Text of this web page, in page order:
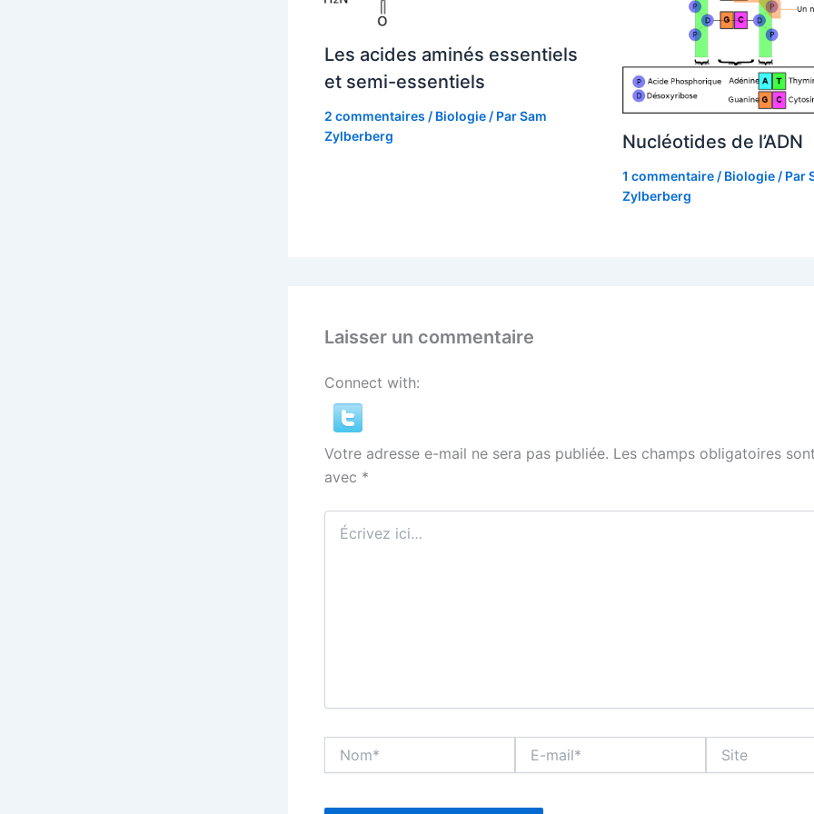
Les acides aminés essentiels
et semi-essentiels
2 commentaires / Biologie / ParSam
Zylberberg
Nucléotides de l’ADN
1 commentaire / Biologie/ Par
Zylberberg
Laisser un commentaire
Connect with:
Votre adresse e-mail ne sera pas publiée. Les champs obligatoires
avec *
Écrivez
ici…
mail*